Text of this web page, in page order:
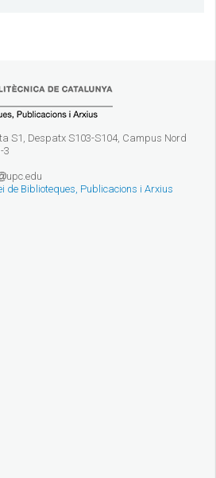
S1, Despatx S103-S104, Campus Nord
3
upc.edu
de Biblioteques, Publicacions i Arxius